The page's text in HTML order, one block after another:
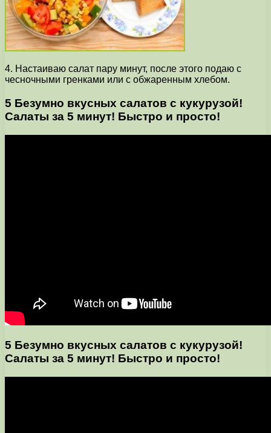
4. Настаиваю салат пару минут, после этого подаю с
чесночными гренками или с обжаренным хлебом.
5 Безумно вкусных салатов с кукурузой!
Салаты за 5 минут! Быстро и просто!
5 Безумно вкусных салатов с кукурузой!
Салаты за 5 минут! Быстро и просто!